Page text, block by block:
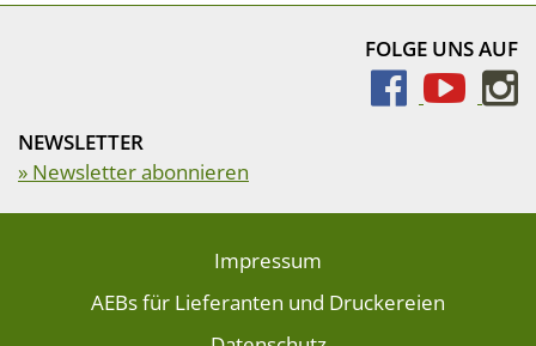
FOLGE UNS AUF
NEWSLETTER
» Newsletter abonnieren
Impressum
AEBs für Lieferanten und Druckereien